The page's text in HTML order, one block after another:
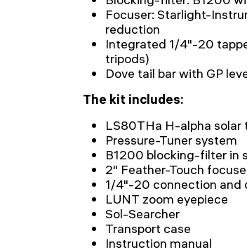
Focuser: Starlight-
reduction
Integrated 1/4"-20
tripods)
Dove tail bar with GP
The kit includes:
LS80THa H-alpha solar
Pressure-Tuner system
B1200 blocking-filter in
2" Feather-Touch
1/4"-20 connection and
LUNT zoom eyepiece
Sol-Searcher
Transport case
Instruction manual